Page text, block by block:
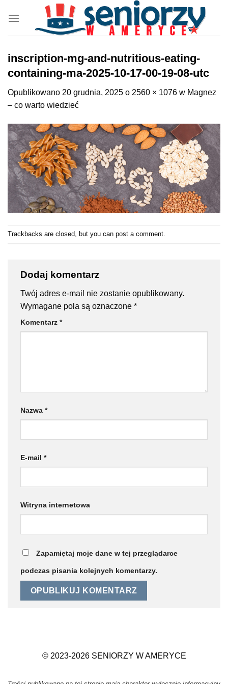
zawartości
inscription-mg-and-nutritious-eating-
containing-ma-2025-10-17-00-19-08-utc
Opublikowano 20 grudnia, 2025 o 2560 × 1076 w Magnez
– co warto wiedzieć
Trackbacks are closed, but you can post a comment.
Dodaj komentarz
Twój adres e-mail nie zostanie opublikowany.
Wymagane pola są oznaczone *
Komentarz *
Nazwa *
E-mail *
Witryna internetowa
Zapamiętaj moje dane w tej przeglądarce
podczas pisania kolejnych komentarzy.
© 2023-2026 SENIORZY W AMERYCE